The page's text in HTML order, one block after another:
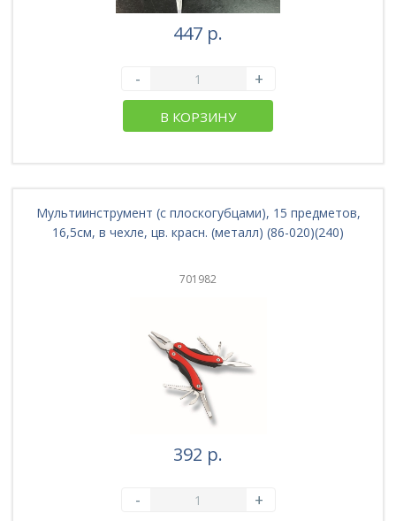
447 р.
- +
В КОРЗИНУ
Мультиинструмент (с плоскогубцами), 15 предметов,
16,5см, в чехле, цв. красн. (металл) (86-020)(240)
701982
392 р.
- +